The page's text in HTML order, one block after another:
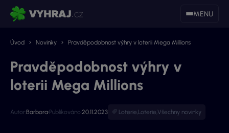
MENU
Úvod Novinky Pravděpodobnost výhry v loterii Mega Millions
Pravděpodobnost výhry v
loterii Mega Millions
Autor: Barbora Publikováno: 20.11.2023 Loterie,Loterie,Všechny novinky